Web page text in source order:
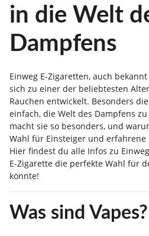
in die Welt
Dampfens
Einweg E-Zigaretten, auch
sich zu einer der beliebtesten
Rauchen entwickelt. Besonders
einfach, die Welt des Dampfens
macht sie so besonders, und
Wahl für Einsteiger und
Hier findest du alle Infos zu
E-Zigarette die perfekte Wahl für
könnte!
Was sind Vapes?